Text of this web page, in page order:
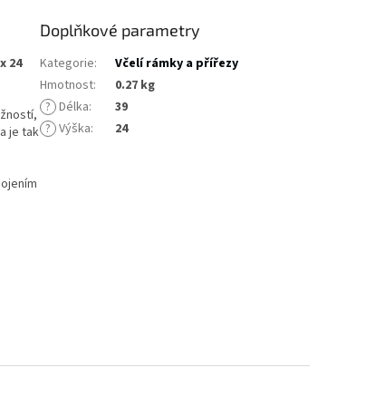
24
je tak
Doplňkové parametry
Kategorie:
Včelí rámky a přířezy
Hmotnost:
0.27 kg
? Délka:
39
? Výška: 24